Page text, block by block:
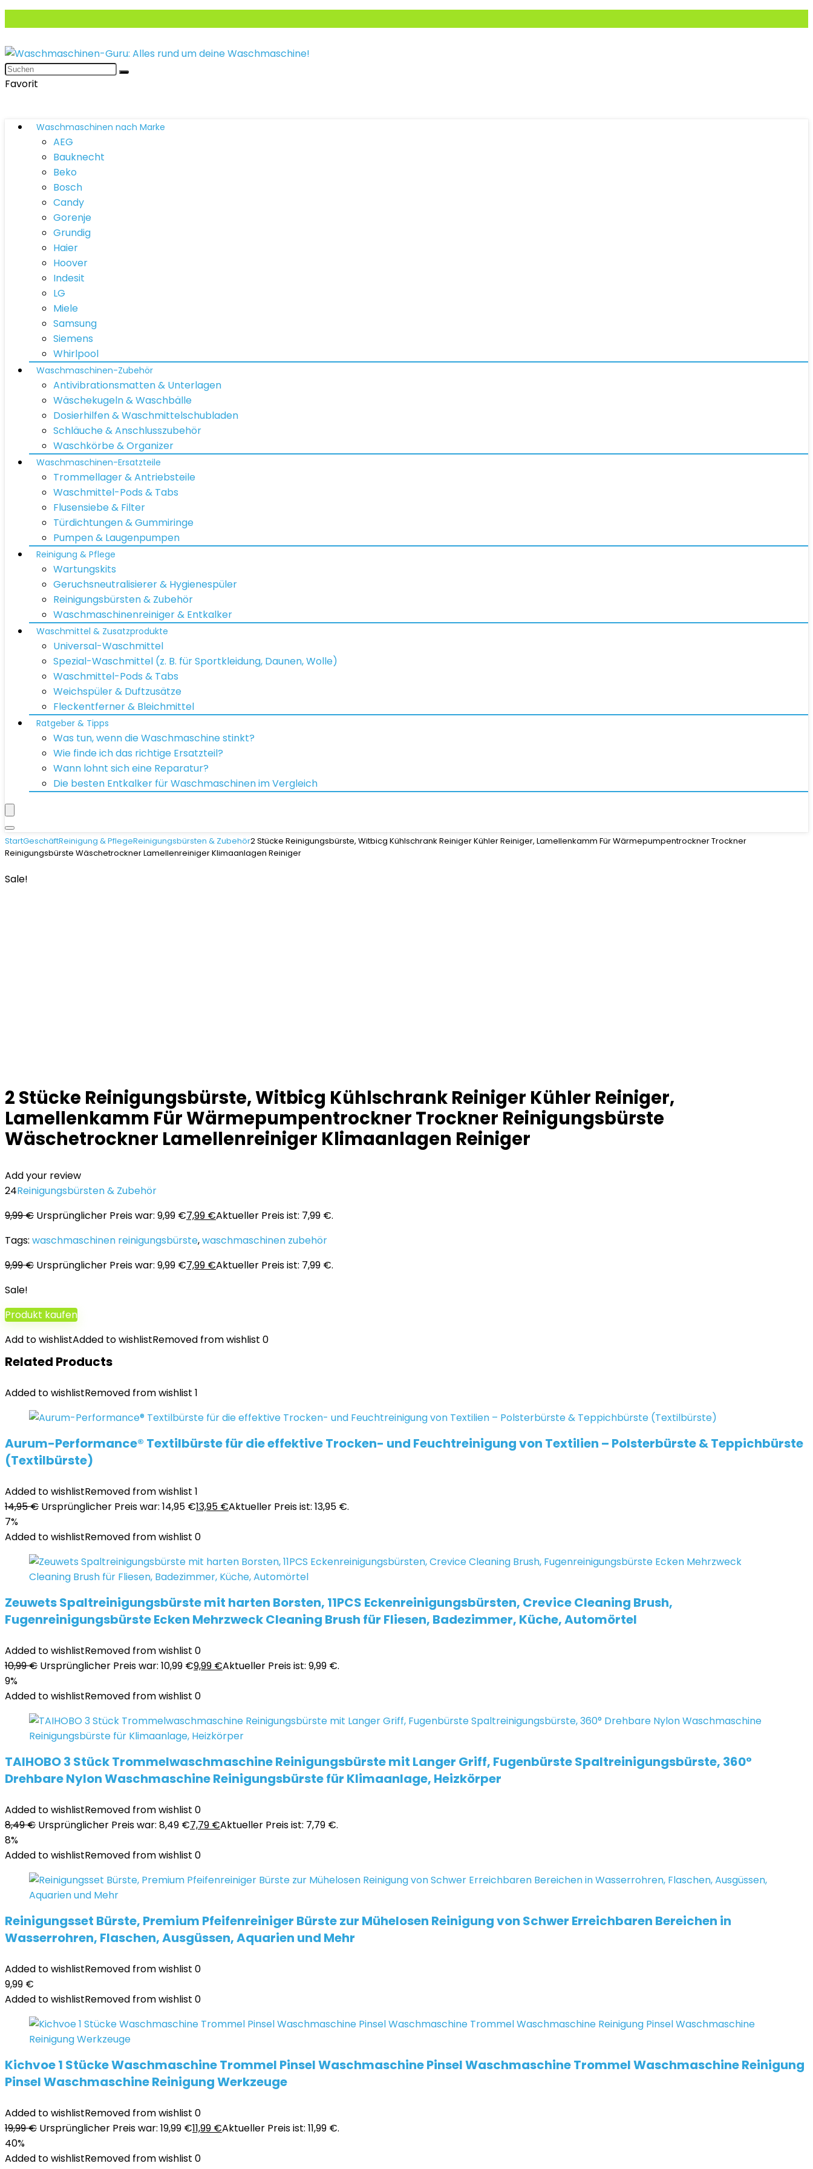
Favorit
Waschmaschinen nach Marke
AEG
Bauknecht
Beko
Bosch
Candy
Gorenje
Grundig
Haier
Hoover
Indesit
LG
Miele
Samsung
Siemens
Whirlpool
Waschmaschinen-Zubehör
Antivibrationsmatten & Unterlagen
Wäschekugeln & Waschbälle
Dosierhilfen & Waschmittelschubladen
Schläuche & Anschlusszubehör
Waschkörbe & Organizer
Waschmaschinen-Ersatzteile
Trommellager & Antriebsteile
Waschmittel-Pods & Tabs
Flusensiebe & Filter
Türdichtungen & Gummiringe
Pumpen & Laugenpumpen
Reinigung & Pflege
Wartungskits
Geruchsneutralisierer & Hygienespüler
Reinigungsbürsten & Zubehör
Waschmaschinenreiniger & Entkalker
Waschmittel & Zusatzprodukte
Universal-Waschmittel
Spezial-Waschmittel (z. B. für Sportkleidung, Daunen, Wolle)
Waschmittel-Pods & Tabs
Weichspüler & Duftzusätze
Fleckentferner & Bleichmittel
Ratgeber & Tipps
Was tun, wenn die Waschmaschine stinkt?
Wie finde ich das richtige Ersatzteil?
Wann lohnt sich eine Reparatur?
Die besten Entkalker für Waschmaschinen im Vergleich
StartGeschäftReinigung & PflegeReinigungsbürsten & Zubehör2 Stücke Reinigungsbürste, Witbicg Kühlschrank Reiniger Kühler Reiniger, Lamellenkamm Für Wärmepumpentrockner Trockner
Reinigungsbürste Wäschetrockner Lamellenreiniger Klimaanlagen Reiniger
Sale!
2 Stücke Reinigungsbürste, Witbicg Kühlschrank Reiniger Kühler Reiniger,
Lamellenkamm Für Wärmepumpentrockner Trockner Reinigungsbürste
Wäschetrockner Lamellenreiniger Klimaanlagen Reiniger
Add your review
24Reinigungsbürsten & Zubehör
9,99€ Ursprünglicher Preis war: 9,99 €7,99 €Aktueller Preis ist: 7,99 €.
Tags: waschmaschinen reinigungsbürste,waschmaschinen zubehör
9,99€ Ursprünglicher Preis war: 9,99 €7,99 €Aktueller Preis ist: 7,99 €.
Sale!
Produkt kaufen
Add to wishlistAdded to wishlistRemoved from wishlist 0
Related Products
Added to wishlistRemoved from wishlist 1
Aurum-Performance® Textilbürste für die effektive Trocken- und Feuchtreinigung von Textilien – Polsterbürste & Teppichbürste
(Textilbürste)
Added to wishlistRemoved from wishlist 1
14,95€ Ursprünglicher Preis war: 14,95 €13,95 €Aktueller Preis ist: 13,95 €.
7%
Added to wishlistRemoved from wishlist 0
Zeuwets Spaltreinigungsbürste mit harten Borsten, 11PCS Eckenreinigungsbürsten, Crevice Cleaning Brush,
Fugenreinigungsbürste Ecken Mehrzweck Cleaning Brush für Fliesen, Badezimmer, Küche, Automörtel
Added to wishlistRemoved from wishlist 0
10,99€ Ursprünglicher Preis war: 10,99 €9,99 €Aktueller Preis ist: 9,99 €.
9%
Added to wishlistRemoved from wishlist 0
TAIHOBO 3 Stück Trommelwaschmaschine Reinigungsbürste mit Langer Griff, Fugenbürste Spaltreinigungsbürste, 360°
Drehbare Nylon Waschmaschine Reinigungsbürste für Klimaanlage, Heizkörper
Added to wishlistRemoved from wishlist 0
8,49€ Ursprünglicher Preis war: 8,49 €7,79 €Aktueller Preis ist: 7,79 €.
8%
Added to wishlistRemoved from wishlist 0
Reinigungsset Bürste, Premium Pfeifenreiniger Bürste zur Mühelosen Reinigung von Schwer Erreichbaren Bereichen in
Wasserrohren, Flaschen, Ausgüssen, Aquarien und Mehr
Added to wishlistRemoved from wishlist 0
9,99 €
Added to wishlistRemoved from wishlist 0
Kichvoe 1 Stücke Waschmaschine Trommel Pinsel Waschmaschine Pinsel Waschmaschine Trommel Waschmaschine Reinigung
Pinsel Waschmaschine Reinigung Werkzeuge
Added to wishlistRemoved from wishlist 0
19,99€ Ursprünglicher Preis war: 19,99 €11,99 €Aktueller Preis ist: 11,99 €.
40%
Added to wishlistRemoved from wishlist 0